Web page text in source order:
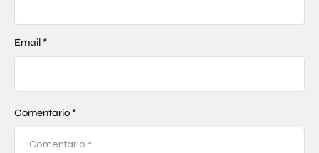
Comentario *
Email *